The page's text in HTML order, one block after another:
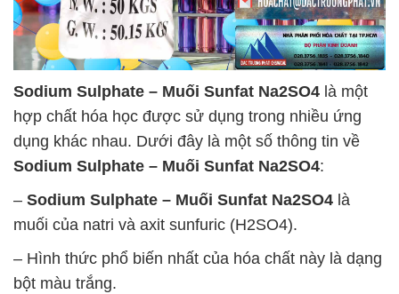
Sodium Sulphate – Muối Sunfat Na2SO4 là một
hợp chất hóa học được sử dụng trong nhiều ứng
dụng khác nhau. Dưới đây là một số thông tin về
Sodium Sulphate – Muối Sunfat Na2SO4:
– Sodium Sulphate – Muối Sunfat Na2SO4 là
muối của natri và axit sunfuric (H2SO4).
– Hình thức phổ biến nhất của hóa chất này là dạng
bột màu trắng.